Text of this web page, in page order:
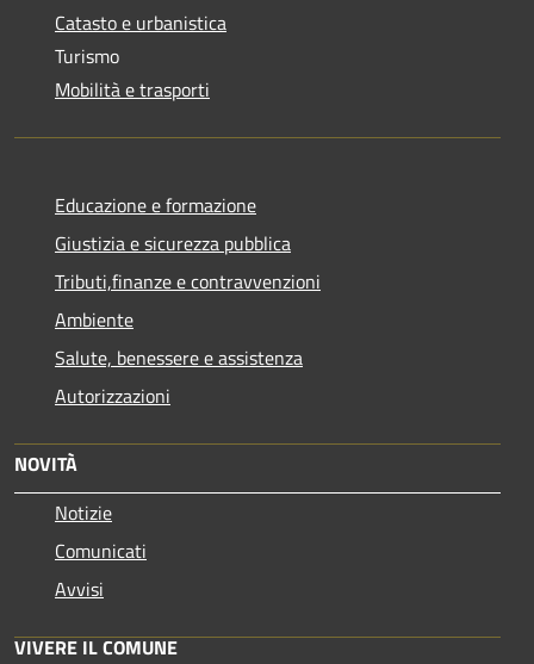
Catasto e urbanistica
Turismo
Mobilità e trasporti
Educazione e formazione
Giustizia e sicurezza pubblica
Tributi,finanze e contravvenzioni
Ambiente
Salute, benessere e assistenza
Autorizzazioni
NOVITÀ
Notizie
Comunicati
Avvisi
VIVERE IL COMUNE